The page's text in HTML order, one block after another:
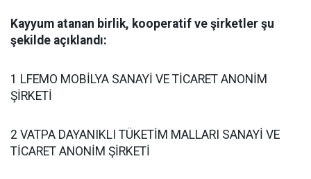
Kayyum atanan birlik, kooperatif ve şirketler şu
şekilde açıklandı:
1 LFEMO MOBİLYA SANAYİ VE TİCARET ANONİM
ŞİRKETİ
2 VATPA DAYANIKLI TÜKETİM MALLARI SANAYİ VE
TİCARET ANONİM ŞİRKETİ